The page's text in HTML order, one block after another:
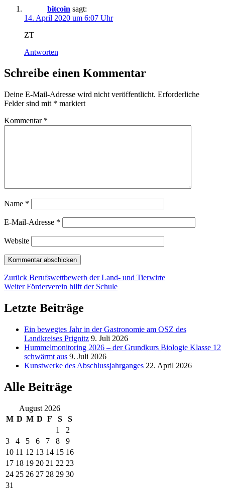
bitcoin sagt:
14. April 2020 um 6:07 Uhr
ZT
Antworten
Schreibe einen Kommentar
Deine E-Mail-Adresse wird nicht veröffentlicht. Erforderliche
Felder sind mit * markiert
Kommentar *
Name *
E-Mail-Adresse *
Website
Beitragsnavigation
Zurück Vorheriger
Beitrag:
Berufswettbewerb der Land- und Tierwirte
Weiter Nächster
Förderverein hilft der Schule
Letzte Beiträge
Ein bewegtes Jahr in der Gastronomie am OSZ des
Landkreises Prignitz 9. Juli 2026
Hummelmonitoring 2026 – der Grundkurs Biologie Klasse 12
schwärmt aus 9. Juli 2026
Kunstwerke des Abschlussjahrganges 22. April 2026
Alle Beiträge
August 2026
M D M D F S
S
1
2
3
4 5 6 7 8
9
10 11 12 13 14 15 16
17 18 19 20 21 22 23
24 25 26 27 28 29 30
31